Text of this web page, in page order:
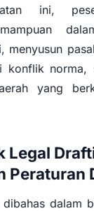
ini,
menyusun
konflik norma,
yang
Legal
Peraturan
dalam